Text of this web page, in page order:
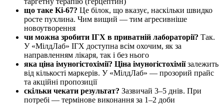
що таке Ki-67? Це білок, що вказує, наскільки швидко
росте пухлина. Чим вищий — тим агресивніше
новоутворення
чи можна зробити ІГХ в приватній лабораторії? Так.
У «МілдЛаб» ІГХ доступна всім охочим, як за
направленням лікаря, так і без нього
яка ціна імуногістохімії? Ціна імуногістохіміїзалежить
від кількості маркерів. У «МілдЛаб» — прозорий прайс
та акційні пропозиції
скільки чекати результат? Зазвичай 3–5 днів. При
потребі — термінове виконання за 1–2 доби